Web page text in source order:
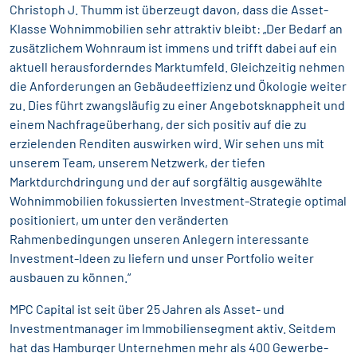
Christoph J. Thumm ist überzeugt davon, dass die Asset-
Klasse Wohnimmobilien sehr attraktiv bleibt: „Der Bedarf an
zusätzlichem Wohnraum ist immens und trifft dabei auf ein
aktuell herausforderndes Marktumfeld. Gleichzeitig nehmen
die Anforderungen an Gebäudeeffizienz und Ökologie weiter
zu. Dies führt zwangsläufig zu einer Angebotsknappheit und
einem Nachfrageüberhang, der sich positiv auf die zu
erzielenden Renditen auswirken wird. Wir sehen uns mit
unserem Team, unserem Netzwerk, der tiefen
Marktdurchdringung und der auf sorgfältig ausgewählte
Wohnimmobilien fokussierten Investment-Strategie optimal
positioniert, um unter den veränderten
Rahmenbedingungen unseren Anlegern interessante
Investment-Ideen zu liefern und unser Portfolio weiter
ausbauen zu können.“
MPC Capital ist seit über 25 Jahren als Asset- und
Investmentmanager im Immobiliensegment aktiv. Seitdem
hat das Hamburger Unternehmen mehr als 400 Gewerbe-